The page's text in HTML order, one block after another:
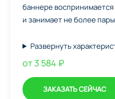
баннере
и занимает не более
Развернуть
от 3 584 ₽
ЗАКАЗАТЬ СЕЙЧАС